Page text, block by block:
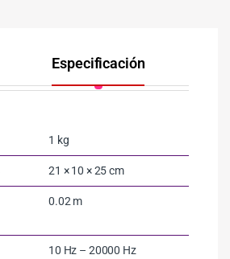
Especificación
1 kg
21 × 10 × 25 cm
0.02 m
10 Hz – 20000 Hz